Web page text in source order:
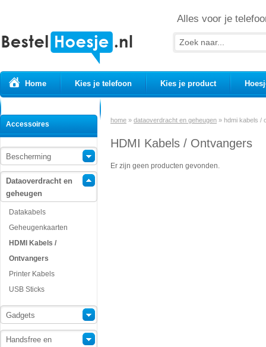
Alles voor je
Home Kies je telefoon Kies je product
Accessoires
Bescherming
Dataoverdracht en
geheugen
Datakabels
Geheugenkaarten
HDMI Kabels /
Ontvangers
Printer Kabels
USB Sticks
Gadgets
Handsfree en
home » dataoverdracht en geheugen » hdmi kabels /
HDMI Kabels / Ontvangers
Er zijn geen producten gevonden.